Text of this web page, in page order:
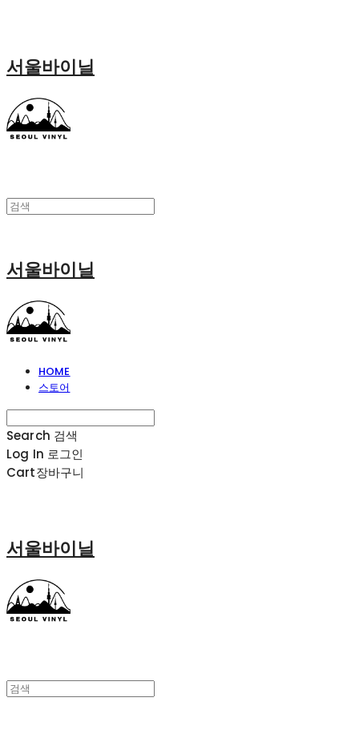
서울바이닐
서울바이닐
HOME
스토어
Search 검색
Log In 로그인
Cart장바구니
서울바이닐